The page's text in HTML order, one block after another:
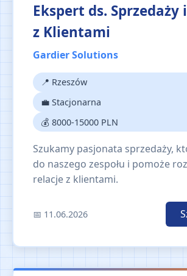
Ekspert ds. Sprzedaży
z Klientami
Gardier Solutions
📍 Rzeszów
💼 Stacjonarna
💰 8000-15000 PLN
Szukamy pasjonata sprzedaży,
do naszego zespołu i pomoże
relacje z klientami.
📅 11.06.2026